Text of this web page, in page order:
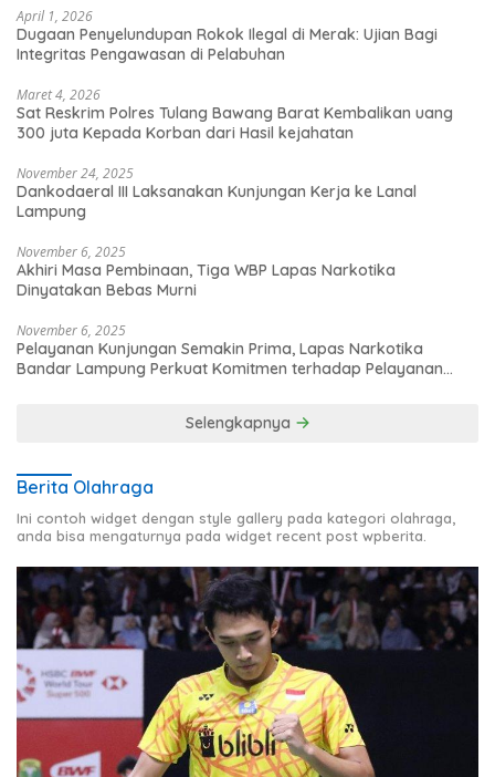
April 1, 2026
Dugaan Penyelundupan Rokok Ilegal di Merak: Ujian Bagi
Integritas Pengawasan di Pelabuhan
Maret 4, 2026
Sat Reskrim Polres Tulang Bawang Barat Kembalikan uang
300 juta Kepada Korban dari Hasil kejahatan
November 24, 2025
Dankodaeral III Laksanakan Kunjungan Kerja ke Lanal
Lampung
November 6, 2025
Akhiri Masa Pembinaan, Tiga WBP Lapas Narkotika
Dinyatakan Bebas Murni
November 6, 2025
Pelayanan Kunjungan Semakin Prima, Lapas Narkotika
Bandar Lampung Perkuat Komitmen terhadap Pelayanan
Selengkapnya
Berita Olahraga
Ini contoh widget dengan style gallery pada kategori olahraga,
anda bisa mengaturnya pada widget recent post wpberita.